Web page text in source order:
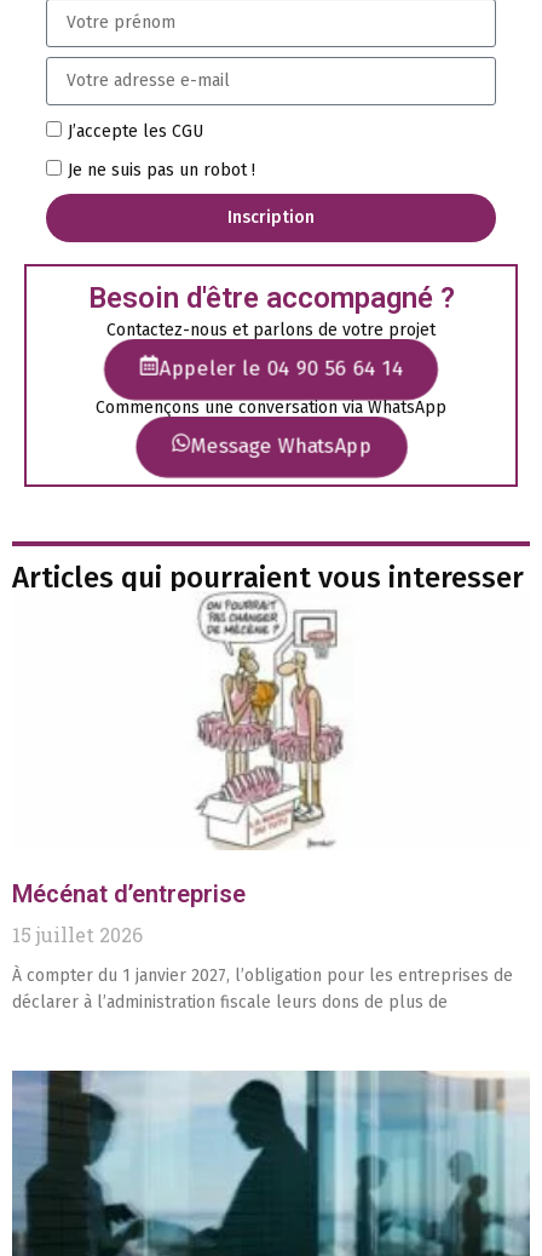
J’accepte les CGU
Je ne suis pas un robot !
Inscription
Besoin d'être accompagné ?
Contactez-nous et parlons de votre projet
Appeler le 04 90 56 64 14
Commençons une conversation via WhatsApp
Message WhatsApp
Articles qui pourraient vous interesser
Mécénat d’entreprise
15 juillet 2026
À compter du 1 janvier 2027, l’obligation pour les entreprises de
déclarer à l’administration fiscale leurs dons de plus de